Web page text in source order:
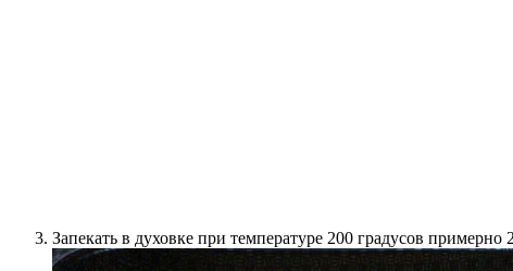
Запекать в духовке при температуре 200 градусов